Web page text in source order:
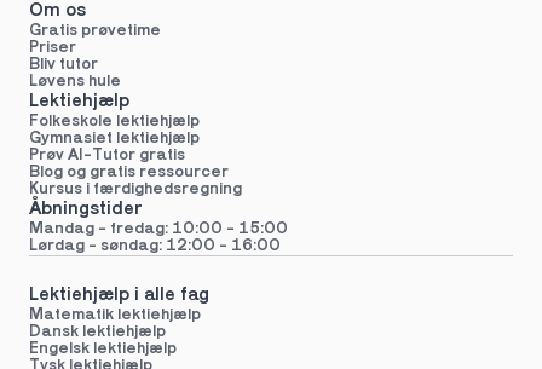
Om os
Gratis prøvetime
Priser
Bliv tutor
Løvens hule
Lektiehjælp
Folkeskole lektiehjælp
Gymnasiet lektiehjælp
Prøv AI-Tutor gratis
Blog og gratis ressourcer
Kursus i færdighedsregning
Åbningstider
Mandag - fredag: 10:00 - 15:00
Lørdag - søndag: 12:00 - 16:00
Lektiehjælp i alle fag
Matematik lektiehjælp
Dansk lektiehjælp
Engelsk lektiehjælp